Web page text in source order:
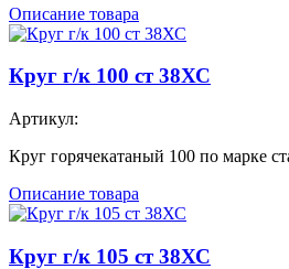
Описание товара
Круг г/к 100 ст 38ХС
Артикул:
Круг горячекатаный 100 по марке
Описание товара
Круг г/к 105 ст 38ХС